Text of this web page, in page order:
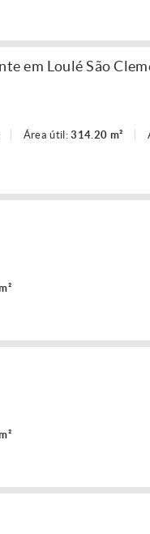
em Loulé São
Área útil:314.20 m²